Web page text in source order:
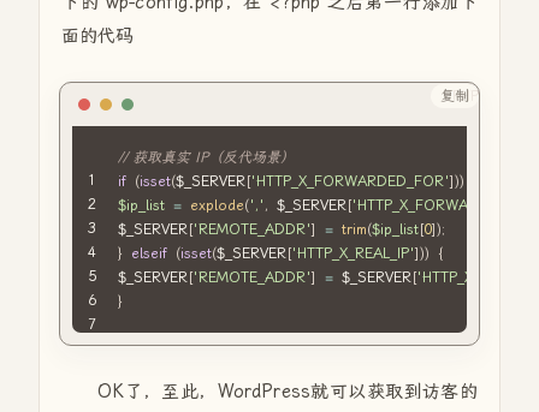
面的代码
// 获取真实 IP（反代场景）
if (isset($_SERVER ['HTTP_X_FORWARDED_FOR']))
$ip_list = explode(',' , $_SERVER [
$_SERVER ['REMOTE_ADDR'] = trim($ip_list [0]);
}
elseif (isset($_SERVER ['HTTP_X_REAL_IP']))
{
$_SERVER ['REMOTE_ADDR'] = $_SERVER [
}
复制PHP
OK了，至此，WordPress就可以获取到访客的